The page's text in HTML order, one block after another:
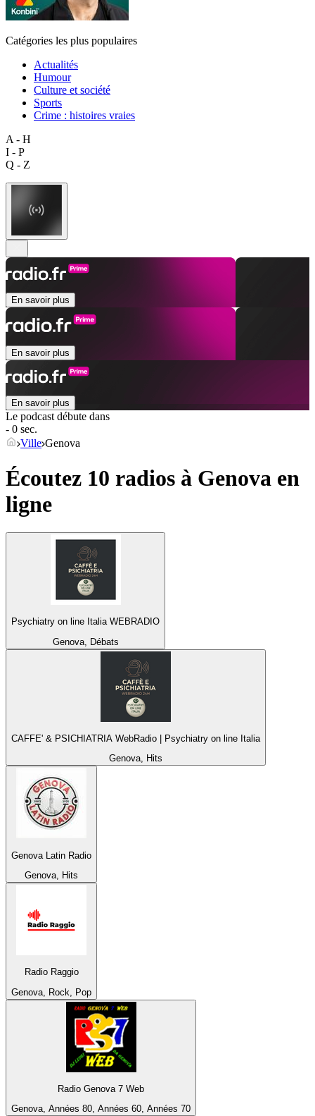
Catégories les plus populaires
Actualités
Humour
Culture et société
Sports
Crime : histoires vraies
A - H
I - P
Q - Z
En savoir plus
En savoir plus
En savoir plus
Le podcast débute dans
- 0 sec.
Ville Genova
Écoutez 10 radios à Genova en
ligne
Psychiatry on line Italia WEBRADIO
Genova, Débats
CAFFE' & PSICHIATRIA WebRadio | Psychiatry on line Italia
Genova, Hits
Genova Latin Radio
Genova, Hits
Radio Raggio
Genova, Rock, Pop
Radio Genova 7 Web
Genova, Années 80, Années 60, Années 70